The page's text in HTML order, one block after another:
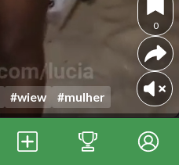
#wiew #mulher
0